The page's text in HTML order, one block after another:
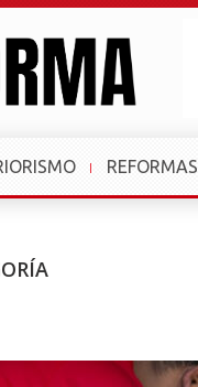
REFORMAS